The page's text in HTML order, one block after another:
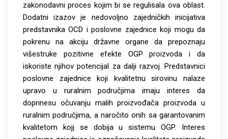
zakonodavni proces kojim bi se regulisala ova oblast.
Dodatni izazov je nedovoljno zajedničkih inicijativa
predstavnika OCD i poslovne zajednice koji mogu da
pokrenu na akciju državne organe da prepoznaju
višestruke pozitivne efekte OGP proizvoda i da
iskoriste njihov potencijal za dalji razvoj. Predstavnici
poslovne zajednice koji kvalitetnu sirovinu nalaze
upravo u ruralnim područjima imaju interes da
doprinesu očuvanju malih proizvođača proizvoda u
ruralnim područjima, a naročito onih sa garantovanim
kvalitetom kojise dobija u sistemu OGP. Interes